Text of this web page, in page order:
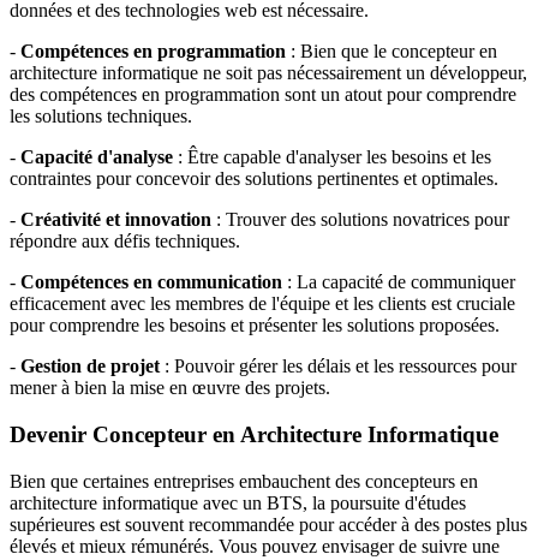
données et des technologies web est nécessaire.
- Compétences en programmation : Bien que le concepteur en
architecture informatique ne soit pas nécessairement un développeur,
des compétences en programmation sont un atout pour comprendre
les solutions techniques.
- Capacité d'analyse : Être capable d'analyser les besoins et les
contraintes pour concevoir des solutions pertinentes et optimales.
- Créativité et innovation : Trouver des solutions novatrices pour
répondre aux défis techniques.
- Compétences en communication : La capacité de communiquer
efficacement avec les membres de l'équipe et les clients est cruciale
pour comprendre les besoins et présenter les solutions proposées.
- Gestion de projet : Pouvoir gérer les délais et les ressources pour
mener à bien la mise en œuvre des projets.
Devenir Concepteur en Architecture Informatique
Bien que certaines entreprises embauchent des concepteurs en
architecture informatique avec un BTS, la poursuite d'études
supérieures est souvent recommandée pour accéder à des postes plus
élevés et mieux rémunérés. Vous pouvez envisager de suivre une